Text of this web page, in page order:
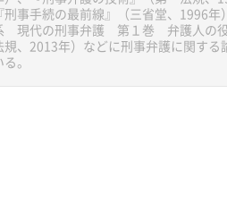
『刑事手続の最前線』（三省堂、1996年
現代の刑事弁護 第１巻 弁護人の
規、2013年）などに刑事弁護に関する
る。